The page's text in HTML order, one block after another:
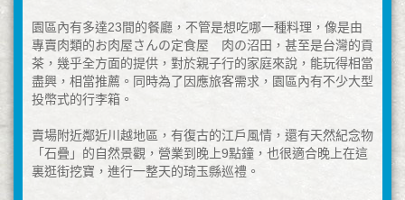
園區內有多達23間的餐廳，不管是想吃哪一種料理，像是由
專賣肉類的お肉屋さんの定食屋 肉の沼田，甚至是台灣的貢
茶，幾乎全方面的提供，對於親子行的家庭來說，能玩得相當
盡興，相當推薦。同時為了因應旅客需求，園區內有不少大型
投幣式的行李箱。
賣場附近鄰近川越地區，有復古的江戶風情，還有天然紀念物
「石疊」的自然景觀，營業到晚上9點鐘，也很適合晚上在這
裏逛街挖寶，進行一整天的琦玉縣巡禮。